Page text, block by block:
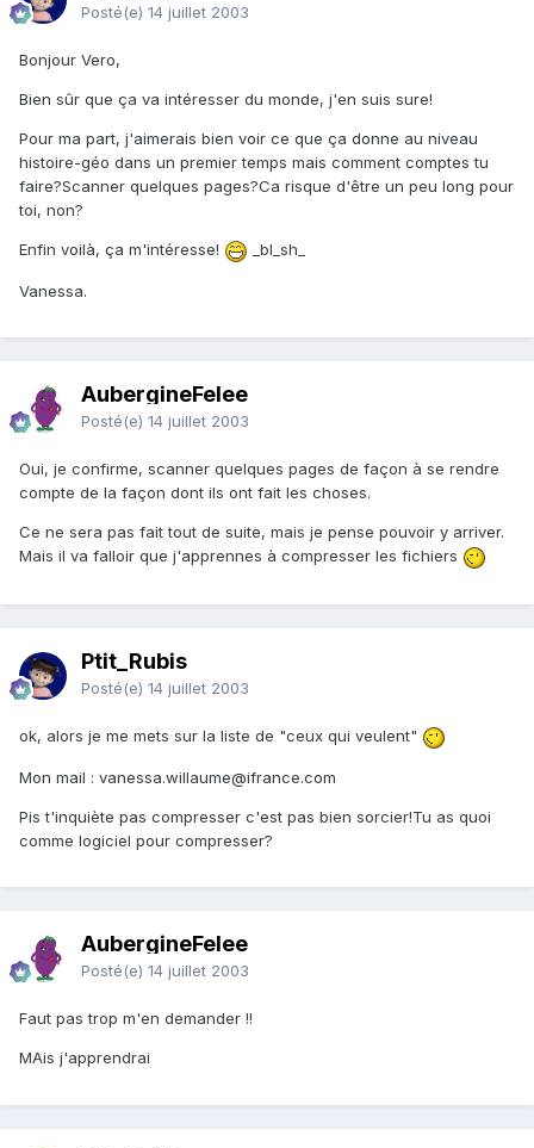
Posté(e) 14 juillet 2003
Bonjour Vero,
Bien sûr que ça va intéresser du monde, j'en suis sure!
Pour ma part, j'aimerais bien voir ce que ça donne au niveau
histoire-géo dans un premier temps mais comment comptes tu
faire?Scanner quelques pages?Ca risque d'être un peu long pour
toi, non?
Enfin voilà, ça m'intéresse! _bl_sh_
Vanessa.
AubergineFelee
Posté(e) 14 juillet 2003
Oui, je confirme, scanner quelques pages de façon à se rendre
compte de la façon dont ils ont fait les choses.
Ce ne sera pas fait tout de suite, mais je pense pouvoir y arriver.
Mais il va falloir que j'apprennes à compresser les fichiers
Ptit_Rubis
Posté(e) 14 juillet 2003
ok, alors je me mets sur la liste de "ceux qui veulent"
Mon mail : vanessa.willaume@ifrance.com
Pis t'inquiète pas compresser c'est pas bien sorcier!Tu as quoi
comme logiciel pour compresser?
AubergineFelee
Posté(e) 14 juillet 2003
Faut pas trop m'en demander !!
MAis j'apprendrai